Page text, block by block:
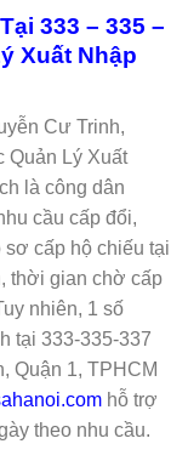
333 – 335 –
Xuất Nhập
Cư Trinh,
Quản Lý Xuất
là công dân
cầu cấp đổi,
cấp hộ chiếu tại
thời gian chờ cấp
nhiên, 1 số
tại 333-335-337
Quận 1, TPHCM
hỗ trợ
theo nhu cầu.